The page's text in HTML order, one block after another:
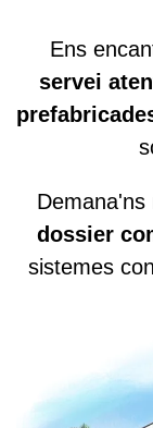
Ens
servei
dossier
sistemes